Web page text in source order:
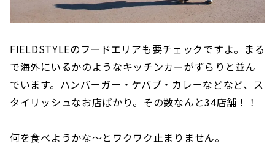
FIELDSTYLEのフードエリアも要チェックですよ。まる
で海外にいるかのようなキッチンカーがずらりと並ん
でいます。ハンバーガー・ケバブ・カレーなどなど、ス
タイリッシュなお店ばかり。その数なんと34店舗！！
何を食べようかな〜とワクワク止まりません。